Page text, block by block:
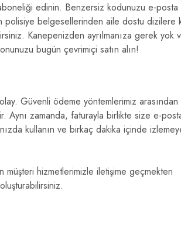
edinin. Benzersiz kodunuzu e-posta
polisiye belgesellerinden aile dostu dizilere
Kanepenizden ayrılmanıza gerek yok
bugün çevrimiçi satın alın!
Güvenli ödeme yöntemlerimiz arasından
Aynı zamanda, faturayla birlikte size e-
kullanın ve birkaç dakika içinde
müşteri hizmetlerimizle iletişime geçmekten